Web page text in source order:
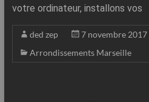
votre ordinateur, installons vos
ded zep
7 novembre 2017
Arrondissements Marseille